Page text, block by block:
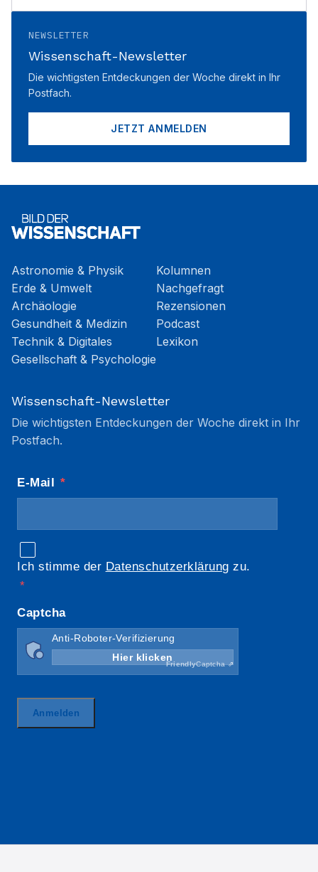
NEWSLETTER
Wissenschaft-Newsletter
Die wichtigsten Entdeckungen der Woche direkt in Ihr
Postfach.
JETZT ANMELDEN
Astronomie & Physik
Erde & Umwelt
Archäologie
Gesundheit & Medizin
Technik & Digitales
Gesellschaft & Psychologie
Kolumnen
Nachgefragt
Rezensionen
Podcast
Lexikon
Wissenschaft-Newsletter
Die wichtigsten Entdeckungen der Woche direkt in Ihr
Postfach.